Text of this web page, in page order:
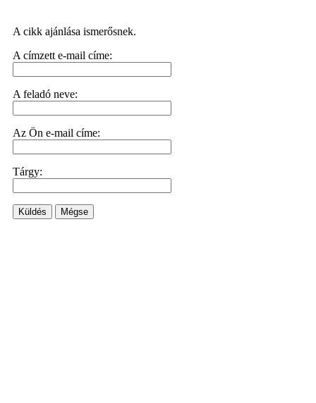
A cikk ajánlása ismerősnek.
A címzett e-mail címe:
A feladó neve:
Az Ön e-mail címe:
Tárgy:
Küldés Mégse